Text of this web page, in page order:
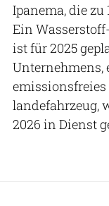
Ipanema, die
Ein
ist für 2025
Unternehmens,
landefahrzeug,
2026 in Dienst